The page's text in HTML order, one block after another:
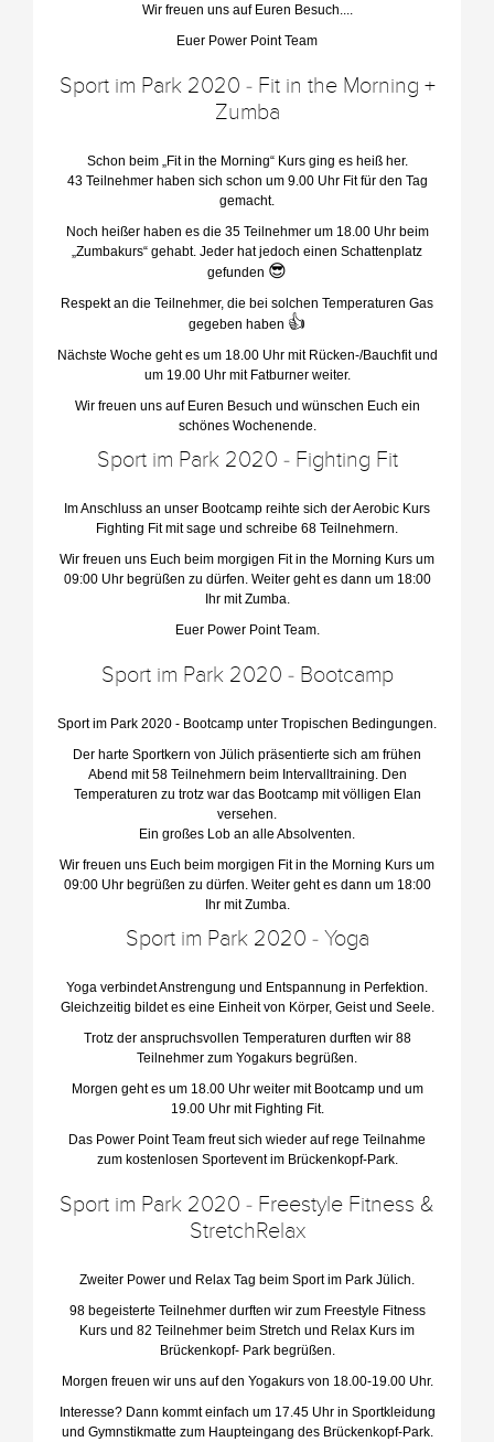
Wir freuen uns auf Euren Besuch....
Euer Power Point Team
Sport im Park 2020 - Fit in the Morning +
Zumba
Schon beim „Fit in the Morning“ Kurs ging es heiß her.
43 Teilnehmer haben sich schon um 9.00 Uhr Fit für den Tag
gemacht.
Noch heißer haben es die 35 Teilnehmer um 18.00 Uhr beim
„Zumbakurs“ gehabt. Jeder hat jedoch einen Schattenplatz
gefunden 😎
Respekt an die Teilnehmer, die bei solchen Temperaturen Gas
gegeben haben 👍
Nächste Woche geht es um 18.00 Uhr mit Rücken-/Bauchfit und
um 19.00 Uhr mit Fatburner weiter.
Wir freuen uns auf Euren Besuch und wünschen Euch ein
schönes Wochenende.
Sport im Park 2020 - Fighting Fit
Im Anschluss an unser Bootcamp reihte sich der Aerobic Kurs
Fighting Fit mit sage und schreibe 68 Teilnehmern.
Wir freuen uns Euch beim morgigen Fit in the Morning Kurs um
09:00 Uhr begrüßen zu dürfen. Weiter geht es dann um 18:00
Ihr mit Zumba.
Euer Power Point Team.
Sport im Park 2020 - Bootcamp
Sport im Park 2020 - Bootcamp unter Tropischen Bedingungen.
Der harte Sportkern von Jülich präsentierte sich am frühen
Abend mit 58 Teilnehmern beim Intervalltraining. Den
Temperaturen zu trotz war das Bootcamp mit völligen Elan
versehen.
Ein großes Lob an alle Absolventen.
Wir freuen uns Euch beim morgigen Fit in the Morning Kurs um
09:00 Uhr begrüßen zu dürfen. Weiter geht es dann um 18:00
Ihr mit Zumba.
Sport im Park 2020 - Yoga
Yoga verbindet Anstrengung und Entspannung in Perfektion.
Gleichzeitig bildet es eine Einheit von Körper, Geist und Seele.
Trotz der anspruchsvollen Temperaturen durften wir 88
Teilnehmer zum Yogakurs begrüßen.
Morgen geht es um 18.00 Uhr weiter mit Bootcamp und um
19.00 Uhr mit Fighting Fit.
Das Power Point Team freut sich wieder auf rege Teilnahme
zum kostenlosen Sportevent im Brückenkopf-Park.
Sport im Park 2020 - Freestyle Fitness &
StretchRelax
Zweiter Power und Relax Tag beim Sport im Park Jülich.
98 begeisterte Teilnehmer durften wir zum Freestyle Fitness
Kurs und 82 Teilnehmer beim Stretch und Relax Kurs im
Brückenkopf- Park begrüßen.
Morgen freuen wir uns auf den Yogakurs von 18.00-19.00 Uhr.
Interesse? Dann kommt einfach um 17.45 Uhr in Sportkleidung
und Gymnstikmatte zum Haupteingang des Brückenkopf-Park.